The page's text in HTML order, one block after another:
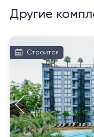
Местоположение:
машине от
Boat Avenueл и
Villas Pasak в Чернг
небольшой
можно легко
до нескольких
Lotus's и Makro, можно
до района Таланг.
ресторанам и
окрестностях
Лагуна. Кроме того,
близость для семей
международные
наслаждающимися
различные дорогие
выгодное
коммуникации и
продолжают
Другие
Строится